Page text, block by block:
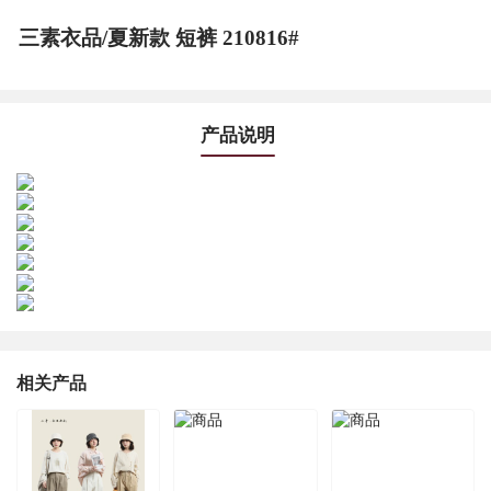
三素衣品/夏新款 短裤 210816#
产品说明
相关产品